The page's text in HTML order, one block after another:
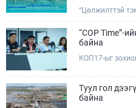
“Цөлжилттэй
сарын 17-28-ны
тухайн
“COP Time”-
байна
КОП17-ыг
дотоод
билээ.Өнөөдөр
Туул гол
байна